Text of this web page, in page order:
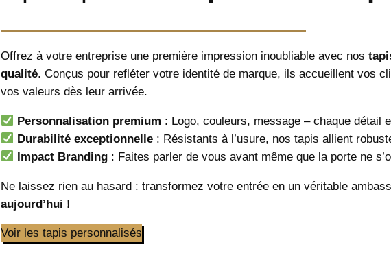
Offrez à votre entreprise une première impression inoubliable avec nos
qualité. Conçus pour refléter votre identité de marque, ils accueillent vos
vos valeurs dès leur arrivée.
Personnalisation premium : Logo, couleurs, message – chaque détail
Durabilité exceptionnelle : Résistants à l’usure, nos tapis allient
Impact Branding : Faites parler de vous avant même que la porte ne
Ne laissez rien au hasard : transformez votre entrée en un véritable
aujourd’hui !
Voir les tapis personnalisés